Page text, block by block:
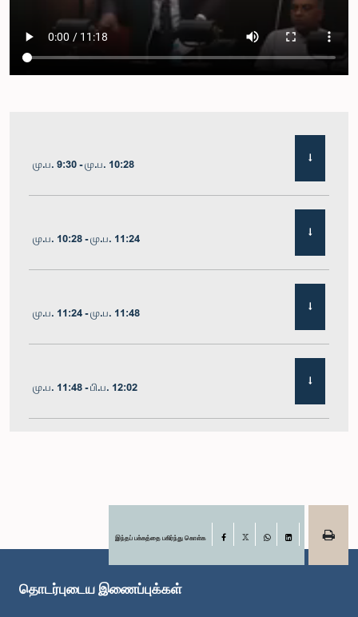
மு.ப. 9:30 - மு.ப. 10:28
மு.ப. 10:28 - மு.ப. 11:24
மு.ப. 11:24 - மு.ப. 11:48
மு.ப. 11:48 - பி.ப. 12:02
பி.ப. 12:19 - பி.ப. 12:32இந்தப் பக்கத்தை பகிர்ந்து கொள்க Facebook
LinkedIn
தொடர்புடைய இணைப்புக்கள்